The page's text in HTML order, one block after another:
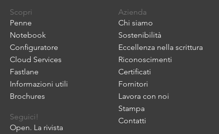
Scopri
Penne
Notebook
Configuratore
Cloud Services
Fastlane
Informazioni utili
Brochures
Azienda
Chi siamo
Sostenibilità
Eccellenza nella scrittura
Riconoscimenti
Certificati
Fornitori
Lavora con noi
Stampa
Contatti
Seguici!
Open. La rivista